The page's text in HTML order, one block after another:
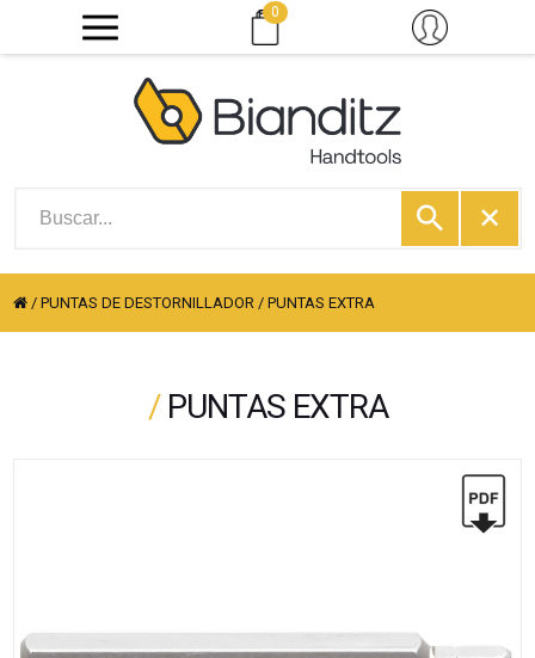
0
/PUNTAS DE DESTORNILLADOR /PUNTAS EXTRA
/ PUNTAS EXTRA